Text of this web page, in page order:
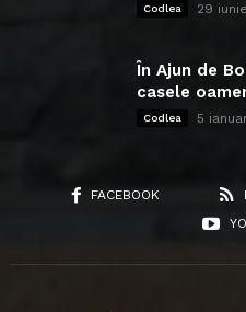
Codlea 29
În Ajun de
casele
Codlea 5
FACEBOOK